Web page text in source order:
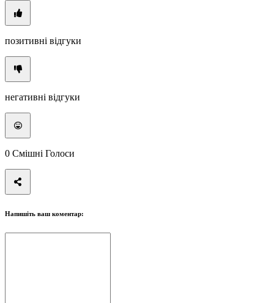
позитивні відгуки
негативні відгуки
0 Смішні Голоси
Напишіть ваш коментар: